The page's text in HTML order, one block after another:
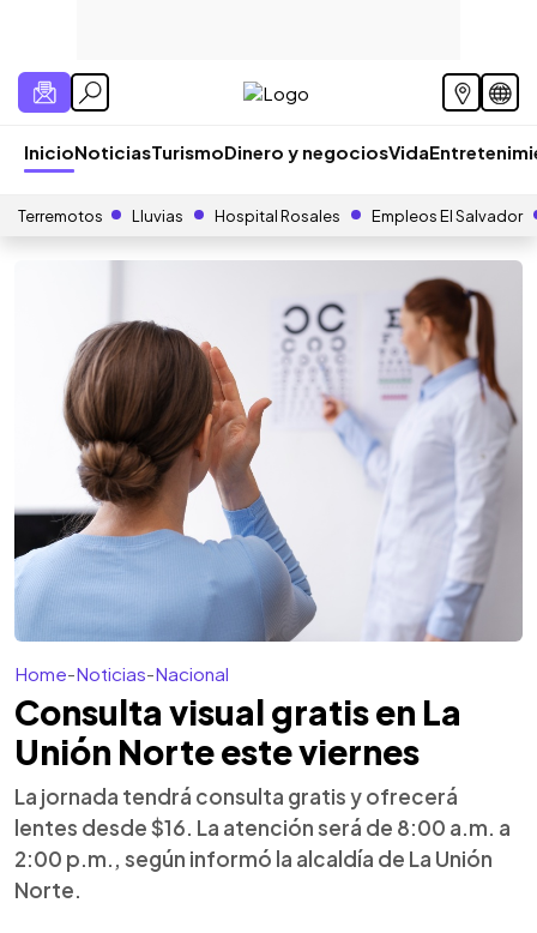
InicioNoticiasTurismoDinero y negociosVida
Terremotos Lluvias Hospital Rosales Empleos El Salvador
Home-Noticias-Nacional
Consulta visual gratis en La
Unión Norte este viernes
La jornada tendrá consulta gratis y ofrecerá
lentes desde $16. La atención será de 8:00 a.m. a
2:00 p.m., según informó la alcaldía de La Unión
Norte.